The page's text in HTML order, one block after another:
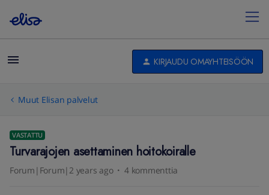
KIRJAUDU OMAYHTEISÖÖN
Muut Elisan palvelut
VASTATTU
Turvarajojen asettaminen hoitokoiralle
Forum|Forum|2 years ago 4 kommenttia